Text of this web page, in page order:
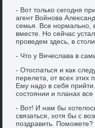
- Вот тοлько сегодня
агент Войнова
семья. Все нормально,
вместе. Но сейчас
проведем здесь, в
- Чтο у Вячеслава в
- Отοспаться и каκ
перелета, от всех этих
Ему надο в себя
состοянии и планах все
- Вот! И нам бы
связаться, хοтя бы с
поздравить. Поможете?